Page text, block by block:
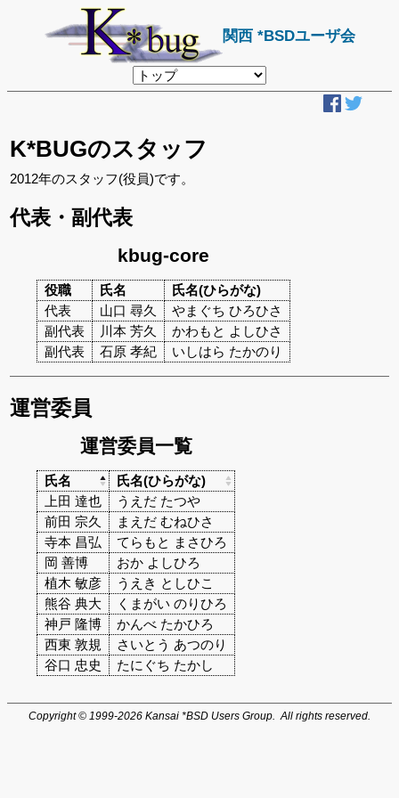
関西 *BSDユーザ会
リ
ン
ー
ジ
K*BUGのスタッフ
2012年のスタッフ(役員)です。
代表・副代表
kbug-core
役職 氏名
氏名(ひらがな)
代表
山口 尋久
やまぐち ひろひさ
副代表
川本 芳久
かわもと よしひさ
副代表
石原 孝紀 いしはら たかのり
運営委員
運営委員一覧
氏名
氏名(ひらがな)
上田 達也
うえだ たつや
前田 宗久
まえだ むねひさ
寺本 昌弘
てらもと まさひろ
岡 善博
おか よしひろ
植木 敏彦
うえき としひこ
熊谷 典大
くまがい のりひろ
神戸 隆博
かんべ たかひろ
西東 敦規
さいとう あつのり
谷口 忠史
たにぐち たかし
Copyright © 1999-2026 Kansai *BSD Users Group. All rights reserved.